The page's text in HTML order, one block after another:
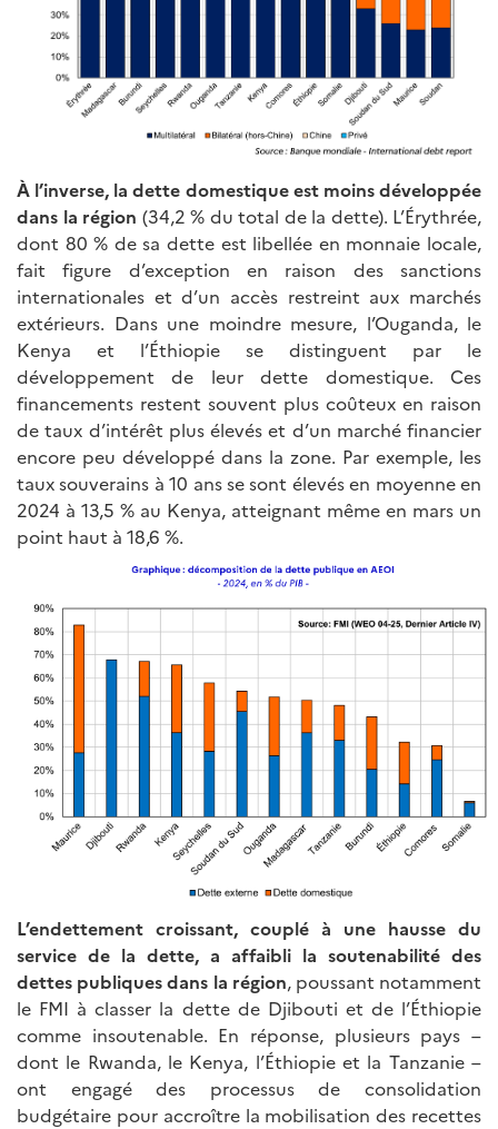
À l’inverse, la dette domestique est moins développée
dans la région (34,2 % du total de la dette). L’Érythrée,
dont 80 % de sa dette est libellée en monnaie locale,
fait figure d’exception en raison des sanctions
internationales et d’un accès restreint aux marchés
extérieurs. Dans une moindre mesure, l’Ouganda, le
Kenya et l’Éthiopie se distinguent par le
développement de leur dette domestique. Ces
financements restent souvent plus coûteux en raison
de taux d’intérêt plus élevés et d’un marché financier
encore peu développé dans la zone. Par exemple, les
taux souverains à 10 ans se sont élevés en moyenne en
2024 à 13,5 % au Kenya, atteignant même en mars un
point haut à 18,6 %.
L’endettement croissant, couplé à une hausse du
service de la dette, a affaibli la soutenabilité des
dettes publiques dans la région, poussant notamment
le FMI à classer la dette de Djibouti et de l’Éthiopie
comme insoutenable. En réponse, plusieurs pays –
dont le Rwanda, le Kenya, l’Éthiopie et la Tanzanie –
ont engagé des processus de consolidation
budgétaire pour accroître la mobilisation des recettes